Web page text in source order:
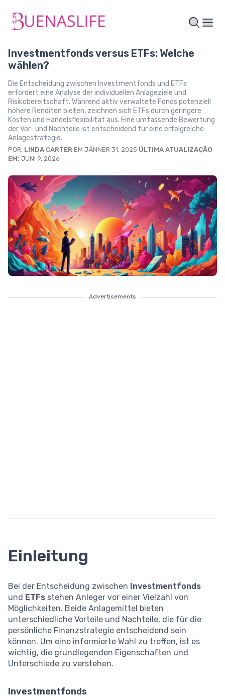
Investmentfonds versus ETFs: Welche
wählen?
Die Entscheidung zwischen Investmentfonds und ETFs
erfordert eine Analyse der individuellen Anlageziele und
Risikobereitschaft. Während aktiv verwaltete Fonds potenziell
höhere Renditen bieten, zeichnen sich ETFs durch geringere
Kosten und Handelsflexibilität aus. Eine umfassende Bewertung
der Vor- und Nachteile ist entscheidend für eine erfolgreiche
Anlagestrategie.
POR: LINDA CARTER EM JÄNNER 31, 2025 ÚLTIMA ATUALIZAÇÃO
EM: JUNI 9, 2026
Advertisements
Einleitung
Bei der Entscheidung zwischen Investmentfonds
und ETFs stehen Anleger vor einer Vielzahl von
Möglichkeiten. Beide Anlagemittel bieten
unterschiedliche Vorteile und Nachteile, die für die
persönliche Finanzstrategie entscheidend sein
können. Um eine informierte Wahl zu treffen, ist es
wichtig, die grundlegenden Eigenschaften und
Unterschiede zu verstehen.
Investmentfonds